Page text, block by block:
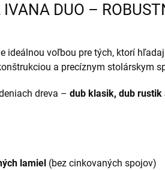
DUO –
ideálnou voľbou pre tých, ktorí
a precíznym stolárskym
dreva – dub klasik, dub rustik
lamiel (bez cinkovaných spojov)